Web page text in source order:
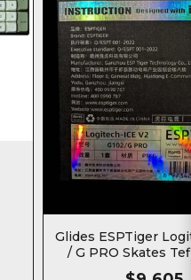
Glides ESPTiger
/ G PRO Skates